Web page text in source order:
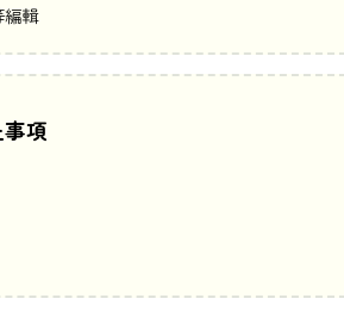
編輯
項